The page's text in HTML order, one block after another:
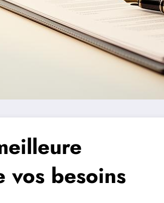
vos besoins